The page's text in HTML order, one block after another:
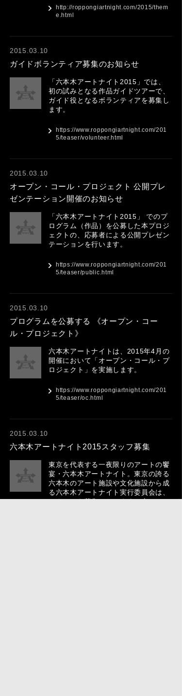
http://roppongiartnight.com/2015/them
e.html
2015.03.10
ガイドボランティア募集のお知らせ
「六本木アートナイト2015」では、
初の試みとなる作品ガイドツアーで、
ガイド役となるボランティアを募集し
ます。
https://www.roppongiartnight.com/201
5/teaser/volunteer.html
2015.03.10
オープン・コール・プロジェクト 公開プレ
ゼンテーション開催のお知らせ
「六本木アートナイト2015」 でのプ
ログラム（作品）を公募した本プロジ
ェクトの、応募者による公開プレゼン
テーションを行います。
https://www.roppongiartnight.com/201
5/teaser/public.html
2015.03.10
プログラムを公募する 《オープン・コー
ル・プロジェクト》
六本木アートナイトは、2015年4月の
開催において「オープン・コール・プ
ロジェクト」を実施します。
https://www.roppongiartnight.com/201
5/teaser/oc.html
2015.03.10
六本木アートナイト2015スタッフ募集
東京を代表する一夜限りのアートの饗
宴・六本木アートナイト。東京の誇る
六本木のアート施設や文化施設から成
る六本木アートナイト実行委員会は、
スタッフを募集いたします。本フェス